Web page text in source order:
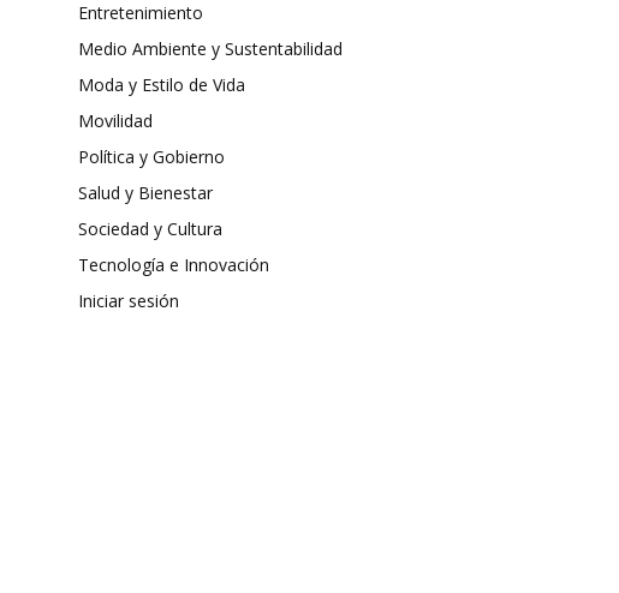
Entretenimiento
Medio Ambiente y Sustentabilidad
Moda y Estilo de Vida
Movilidad
Política y Gobierno
Salud y Bienestar
Sociedad y Cultura
Tecnología e Innovación
Iniciar sesión